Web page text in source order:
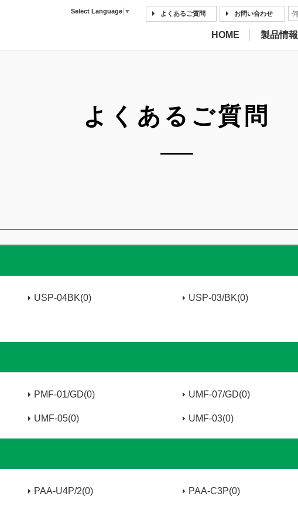
Select Language ▼ よくあるご質問 お問い合わせ
HOME 製品情報
よくあるご質問
USP-04BK(0) USP-03/BK(0)
PMF-01/GD(0) UMF-07/GD(0)
UMF-05(0) UMF-03(0)
PAA-U4P/2(0) PAA-C3P(0)